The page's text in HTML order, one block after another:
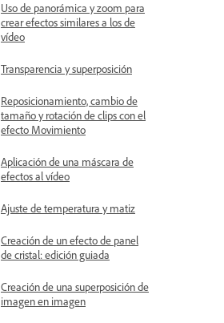
Uso de panorámica y zoom para
crear efectos similares a los de
vídeo
Transparencia y superposición
Reposicionamiento, cambio de
tamaño y rotación de clips con el
efecto Movimiento
Aplicación de una máscara de
efectos al vídeo
Ajuste de temperatura y matiz
Creación de un efecto de panel
de cristal: edición guiada
Creación de una superposición de
imagen en imagen